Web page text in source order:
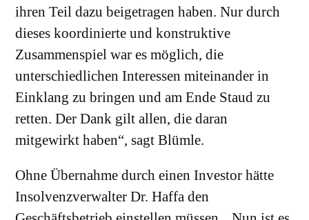
ihren Teil dazu beigetragen haben. Nur durch
dieses koordinierte und konstruktive
Zusammenspiel war es möglich, die
unterschiedlichen Interessen miteinander in
Einklang zu bringen und am Ende Staud zu
retten. Der Dank gilt allen, die daran
mitgewirkt haben“, sagt Blümle.
Ohne Übernahme durch einen Investor hätte
Insolvenzverwalter Dr. Haffa den